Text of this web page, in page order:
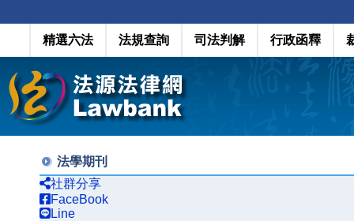
精選六法 法規查詢 司法判解 行政函釋
法學期刊
社群分享
FaceBook
Line